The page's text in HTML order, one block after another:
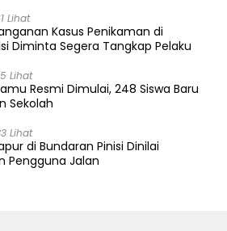
Lihat
Kasus Penikaman di
Diminta Segera Tangkap Pelaku
Lihat
Resmi Dimulai, 248 Siswa Baru
Sekolah
Lihat
di Bundaran Pinisi Dinilai
Pengguna Jalan